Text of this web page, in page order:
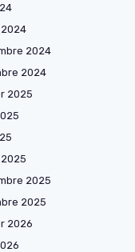
2024
2024
2025
2025
2025
2026